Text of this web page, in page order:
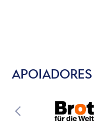
APOIADORES